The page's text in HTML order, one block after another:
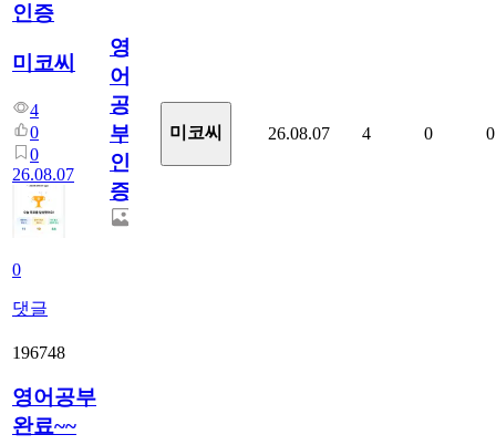
인증
미코씨
4
0
0
26.08.07
0
댓글
영
어
공
부
인
증
미코씨 26.08.07 4 0 0
196748
영어공부
완료~~